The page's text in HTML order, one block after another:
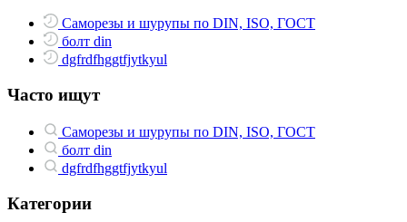
Саморезы и шурупы по DIN, ISO, ГОСТ
болт din
dgfrdfhggtfjytkyul
Часто ищут
Саморезы и шурупы по DIN, ISO, ГОСТ
болт din
dgfrdfhggtfjytkyul
Категории